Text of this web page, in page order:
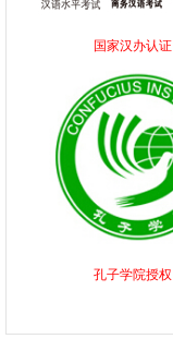
国家汉办认证
孔子学院授权